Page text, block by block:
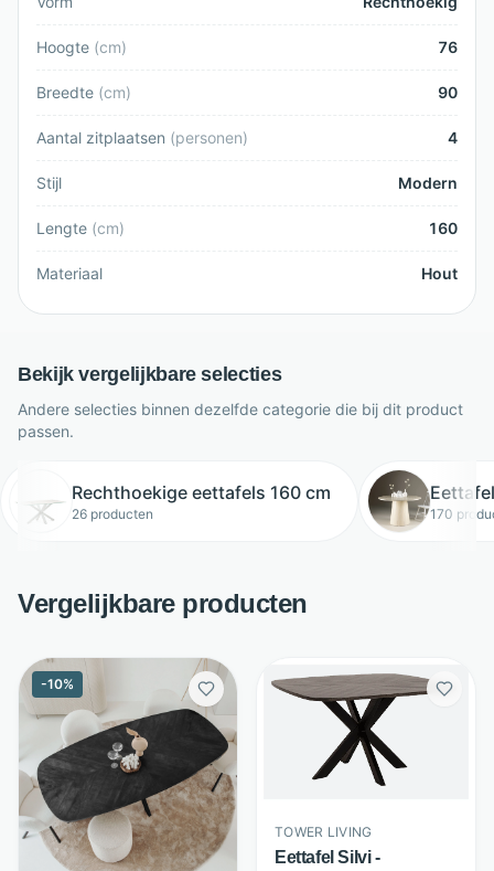
Hoogte (cm) 76
Breedte (cm) 90
Aantal zitplaatsen (personen) 4
Stijl Modern
Lengte (cm) 160
Materiaal Hout
Bekijk vergelijkbare selecties
Andere selecties binnen dezelfde categorie die bij dit product
passen.
Rechthoekige eettafels 160 cm
26 producten 170
Vergelijkbare producten
-10%
TOWER LIVING
Eettafel Silvi -